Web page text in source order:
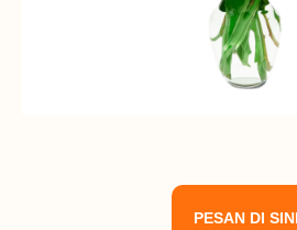
PESAN DI SINI